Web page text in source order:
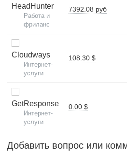
HeadHunter
Работа и
фриланс
7392.08 руб
Cloudways
Интернет-
услуги
108.30 $
GetResponse
Интернет-
услуги
0.00 $
Добавить вопрос или